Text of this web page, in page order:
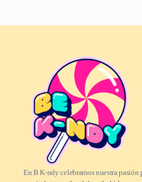
En B K-ndy celebramos nuestra pasión